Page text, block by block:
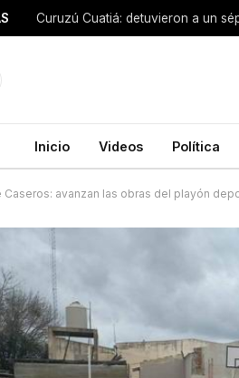
Inicio Videos Política
Caseros: avanzan las obras del playón